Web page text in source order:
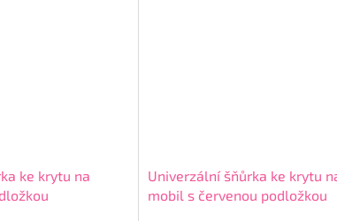
ke krytu na
Univerzální šňůrka ke krytu
mobil s červenou podložkou